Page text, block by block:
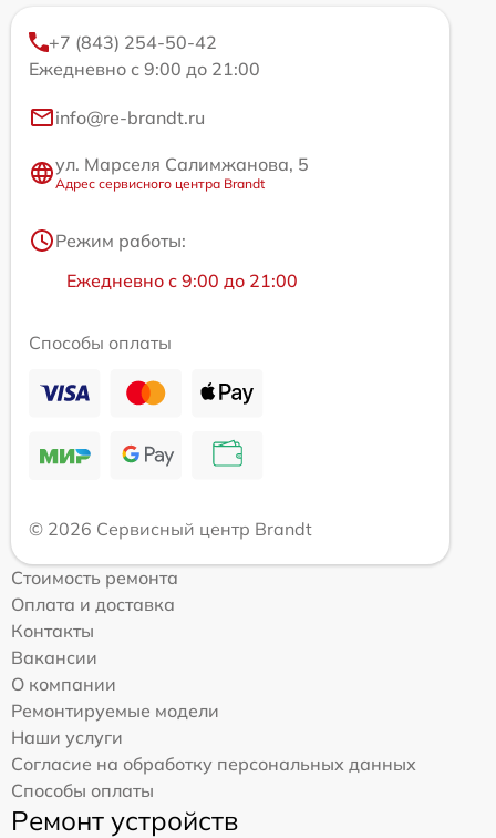
+7 (843) 254-50-42
Ежедневно с 9:00 до 21:00
info@re-brandt.ru
ул. Марселя Салимжанова, 5
Адрес сервисного центра Brandt
Режим работы:
Ежедневно с 9:00 до 21:00
Способы оплаты
© 2026 Сервисный центр Brandt
Стоимость ремонта
Оплата и доставка
Контакты
Вакансии
О компании
Ремонтируемые модели
Наши услуги
Согласие на обработку персональных данных
Способы оплаты
Ремонт устройств